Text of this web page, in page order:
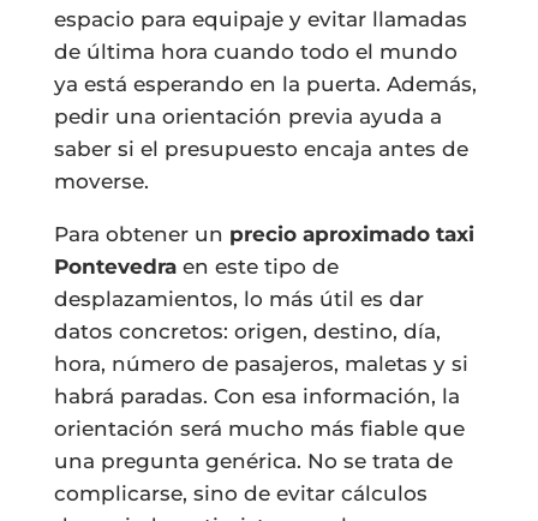
espacio para equipaje y evitar llamadas
de última hora cuando todo el mundo
ya está esperando en la puerta. Además,
pedir una orientación previa ayuda a
saber si el presupuesto encaja antes de
moverse.
Para obtener un precio aproximado taxi
Pontevedraen este tipo de
desplazamientos, lo más útil es dar
datos concretos: origen, destino, día,
hora, número de pasajeros, maletas y si
habrá paradas. Con esa información, la
orientación será mucho más fiable que
una pregunta genérica. No se trata de
complicarse, sino de evitar cálculos